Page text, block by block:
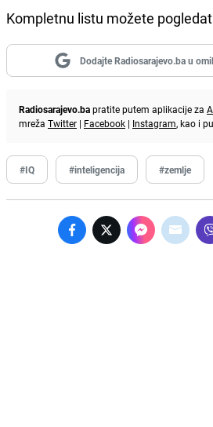
Kompletnu listu možete
Dodajte Radiosarajevo.ba u
Radiosarajevo.bapratite putem aplikacije za
mreža Twitter | Facebook | Instagram, kao i
#IQ #inteligencija #zemlje